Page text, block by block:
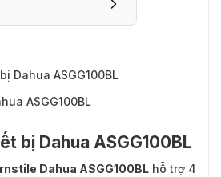
Dahua ASGG100BL
ASGG100BL
bị Dahua ASGG100BL
Dahua ASGG100BL hỗ trợ 4